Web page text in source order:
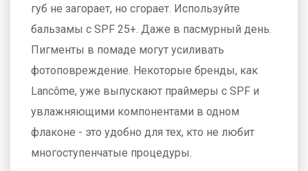
губ не загорает, но сгорает. Используйте
бальзамы с SPF 25+. Даже в пасмурный день.
Пигменты в помаде могут усиливать
фотоповреждение. Некоторые бренды, как
Lancôme, уже выпускают праймеры с SPF и
увлажняющими компонентами в одном
флаконе - это удобно для тех, кто не любит
многоступенчатые процедуры.